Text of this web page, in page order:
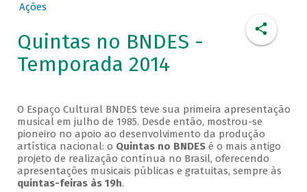
Ações
Quintas no BNDES -
Temporada 2014
O Espaço Cultural BNDES teve sua primeira apresentação
musical em julho de 1985. Desde então, mostrou-se
pioneiro no apoio ao desenvolvimento da produção
artística nacional: o Quintas no BNDESé o mais antigo
projeto de realização contínua no Brasil, oferecendo
apresentações musicais públicas e gratuitas, sempre às
quintas-feiras às 19h.